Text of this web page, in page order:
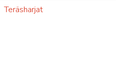
Teräsharjat